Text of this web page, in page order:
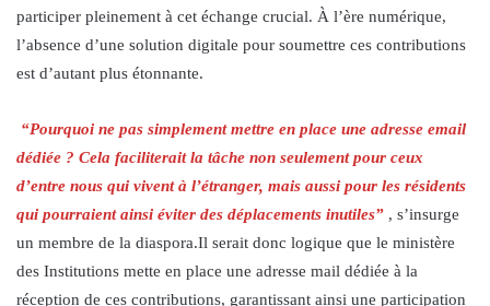
participer pleinement à cet échange crucial. À l’ère numérique,
l’absence d’une solution digitale pour soumettre ces contributions
est d’autant plus étonnante.
“Pourquoi ne pas simplement mettre en place une adresse email
dédiée ? Cela faciliterait la tâche non seulement pour ceux
d’entre nous qui vivent à l’étranger, mais aussi pour les résidents
qui pourraient ainsi éviter des déplacements inutiles” , s’insurge
un membre de la diaspora.Il serait donc logique que le ministère
des Institutions mette en place une adresse mail dédiée à la
réception de ces contributions, garantissant ainsi une participation